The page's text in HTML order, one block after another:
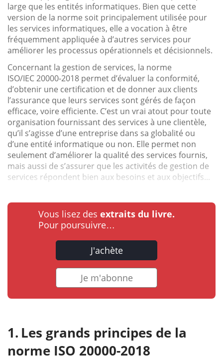
large que les entités informatiques. Bien que cette
version de la norme soit principalement utilisée pour
les services informatiques, elle a vocation à être
fréquemment appliquée à d’autres services pour
améliorer les processus opérationnels et décisionnels.
Concernant la gestion de services, la norme
ISO/IEC 20000-2018 permet d’évaluer la conformité,
d’obtenir une certification et de donner aux clients
l’assurance que leurs services sont gérés de façon
efficace, voire efficiente. C’est un vrai atout pour toute
organisation fournissant des services à une clientèle,
qu’il s’agisse d’une entreprise dans sa globalité ou
d’une entité informatique ou non. Elle permet non
seulement d’améliorer la qualité des services fournis,
mais aussi de s’assurer que les activités de gestion de
services répondent bien aux besoins et aux objectifs...
Vous lisez des extraits du livre.
Pour poursuivre…
J'achète
Je m'abonne
Les grands principes de la
norme ISO 20000-2018